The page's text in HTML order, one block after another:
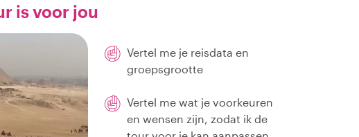
is voor jou
Vertel me je reisdata en
groepsgrootte
Vertel me wat je voorkeuren
en wensen zijn, zodat ik de